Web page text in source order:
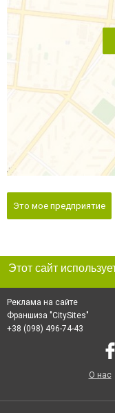
Это мое предприятие
Реклама на сайте
Франшиза "CitySites"
+38 (098) 496-74-43
О нас